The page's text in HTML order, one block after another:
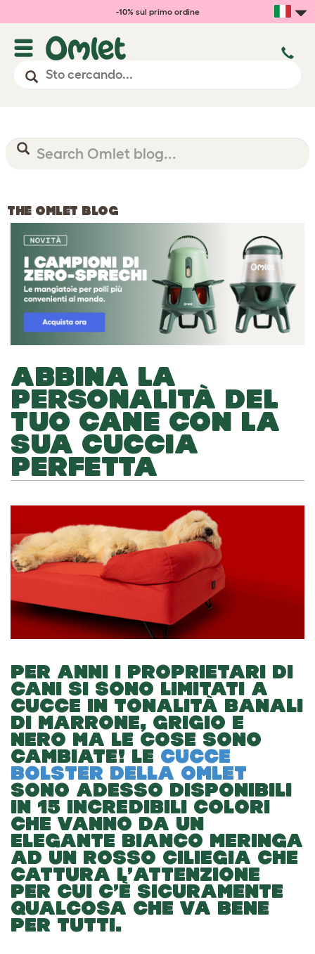
-10% sul primo ordine
THE OMLET BLOG
ABBINA LA
PERSONALITÀ DEL
TUO CANE CON LA
SUA CUCCIA
PERFETTA
PER ANNI I PROPRIETARI DI
CANI SI SONO LIMITATI A
CUCCE IN TONALITÀ BANALI
DI MARRONE, GRIGIO E
NERO MA LE COSE SONO
CAMBIATE! LE CUCCE
BOLSTER DELLA OMLET
SONO ADESSO DISPONIBILI
IN 15 INCREDIBILI COLORI
CHE VANNO DA UN
ELEGANTE BIANCO MERINGA
AD UN ROSSO CILIEGIA CHE
CATTURA L’ATTENZIONE
PER CUI C’È SICURAMENTE
QUALCOSA CHE VA BENE
PER TUTTI.